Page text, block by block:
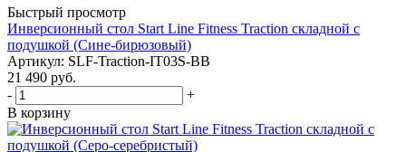
Быстрый просмотр
Инверсионный стол Start Line Fitness Traction складной с
подушкой (Сине-бирюзовый)
Артикул: SLF-Traction-IT03S-BB
21 490 руб.
-
+
В корзину